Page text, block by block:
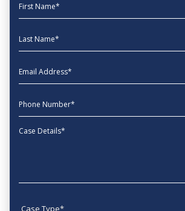
Last Name
EmailAddress
phone
Message